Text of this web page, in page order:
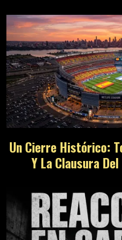
Un Cierre Histórico:
Y La Clausura